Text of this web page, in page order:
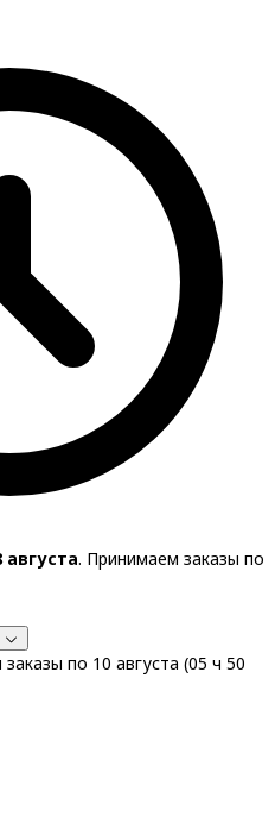
. Принимаем заказы по
по 10 августа (05 ч 50